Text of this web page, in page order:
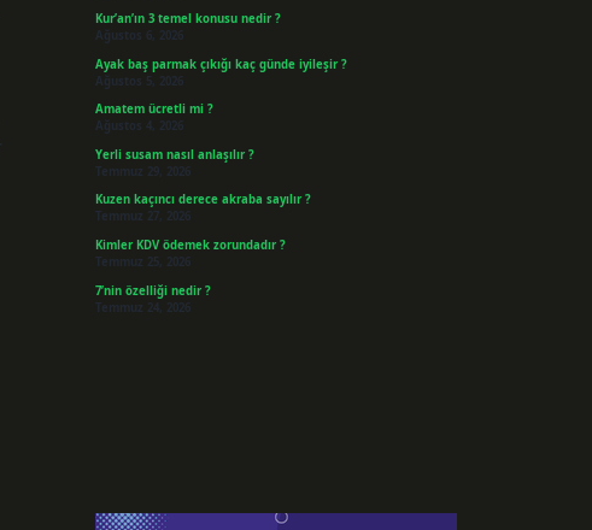
Kur’an’ın 3 temel konusu nedir ?
Ağustos 6, 2026
Ayak baş parmak çıkığı kaç günde iyileşir ?
Ağustos 5, 2026
Amatem ücretli mi ?
Ağustos 4, 2026
Yerli susam nasıl anlaşılır ?
Temmuz 29, 2026
Kuzen kaçıncı derece akraba sayılır ?
Temmuz 27, 2026
Kimler KDV ödemek zorundadır ?
Temmuz 25, 2026
7’nin özelliği nedir ?
Temmuz 24, 2026